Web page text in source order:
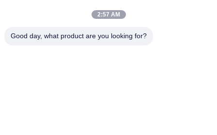
2:57 AM
Good day, what product are you looking for?